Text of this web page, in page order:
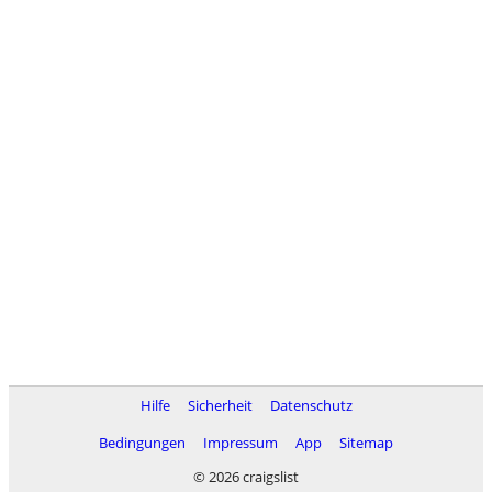
Hilfe Sicherheit
Datenschutz
Bedingungen
Impressum App
Sitemap
© 2026 craigslist